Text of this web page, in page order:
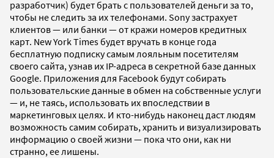
разработчик) будет брать с пользователей деньги за то,
чтобы не следить за их телефонами. Sony застрахует
клиентов — или банки — от кражи номеров кредитных
карт. New York Times будет вручать в конце года
бесплатную подписку самым лояльным посетителям
своего сайта, узнав их IP-адреса в секретной базе данных
Google. Приложения для Facebook будут собирать
пользовательские данные в обмен на собственные услуги
— и, не таясь, использовать их впоследствии в
маркетинговых целях. И кто-нибудь наконец даст людям
возможность самим собирать, хранить и визуализировать
информацию о своей жизни — пока что они, как ни
странно, ее лишены.